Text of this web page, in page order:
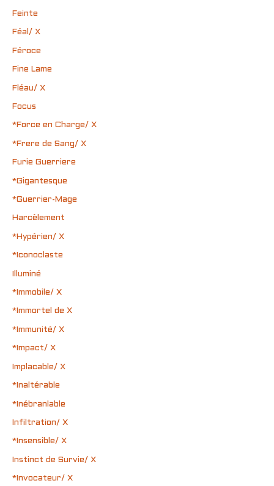
Feinte
Féal/ X
Féroce
Fine Lame
Fléau/ X
Focus
*Force en Charge/ X
*Frere de Sang/ X
Furie Guerriere
*Gigantesque
*Guerrier-Mage
Harcèlement
*Hypérien/ X
*Iconoclaste
Illuminé
*Immobile/ X
*Immortel de X
*Immunité/ X
*Impact/ X
Implacable/ X
*Inaltérable
*Inébranlable
Infiltration/ X
*Insensible/ X
Instinct de Survie/ X
*Invocateur/ X